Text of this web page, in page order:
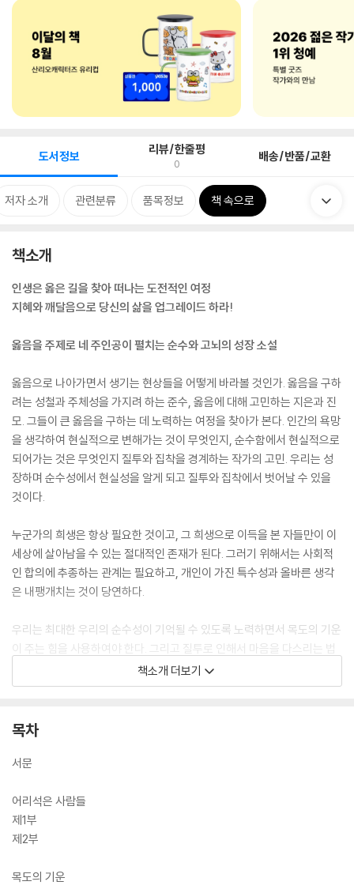
도서정보 리뷰/한줄평
0 배송/반품/교환
저자 소개 관련분류 품목정보 책 속으로
책소개
인생은 옳은 길을 찾아 떠나는 도전적인 여정
지혜와 깨달음으로 당신의 삶을 업그레이드 하라!
옳음을 주제로 네 주인공이 펼치는 순수와 고뇌의 성장 소설
옳음으로 나아가면서 생기는 현상들을 어떻게 바라볼 것인가. 옳음을 구하
려는 성철과 주체성을 가지려 하는 준수, 옳음에 대해 고민하는 지은과 진
모. 그들이 큰 옳음을 구하는 데 노력하는 여정을 찾아가 본다. 인간의 욕망
을 생각하여 현실적으로 변해가는 것이 무엇인지, 순수함에서 현실적으로
되어가는 것은 무엇인지 질투와 집착을 경계하는 작가의 고민. 우리는 성
장하며 순수성에서 현실성을 알게 되고 질투와 집착에서 벗어날 수 있을
것이다.
누군가의 희생은 항상 필요한 것이고, 그 희생으로 이득을 본 자들만이 이
세상에 살아남을 수 있는 절대적인 존재가 된다. 그러기 위해서는 사회적
인 합의에 추종하는 관계는 필요하고, 개인이 가진 특수성과 올바른 생각
은 내팽개치는 것이 당연하다.
우리는 최대한 우리의 순수성이 기억될 수 있도록 노력하면서 목도의 기운
이 주는 힘을 사용하여야 한다. 그리고 질투로 인해서 마음을 다스리는 법
을 알아가야 하며, 집착 또한 마찬가지일 것이다. 삶을 진정성 있는 태도로
마주한다면, 공허함에 적응하면서도 자기 반성에 대해서 진정으로 느끼고
책소개 더보기
목차
서문
어리석은 사람들
제1부
제2부
목도의 기운